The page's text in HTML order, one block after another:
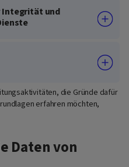
Integrität und
die Gründe dafür
erfahren möchten,
Daten von